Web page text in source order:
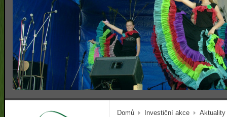
Domů Investiční akce
Aktuality